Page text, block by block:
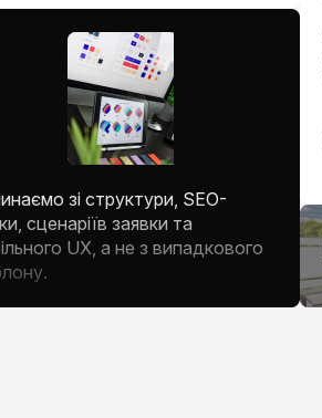
зі структури, SEO-
сценаріїв заявки та
UX, а не з випадкового